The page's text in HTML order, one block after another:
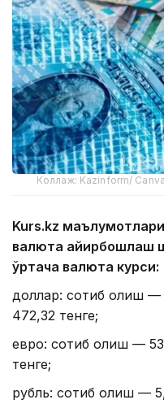
Коллаж: Kazinform/ Canva
Kurs.kz
валюта айирбошлаш
ўртача валюта курси:
доллар: сотиб олиш
472,32 тенге;
евро: сотиб олиш —
тенге;
рубль: сотиб олиш —